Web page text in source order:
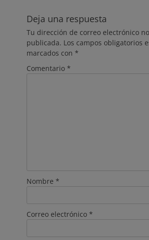
Deja una respuesta
Tu dirección de correo electrónico
publicada. Los campos obligatorios
marcados con *
Comentario *
Nombre *
Correo electrónico *